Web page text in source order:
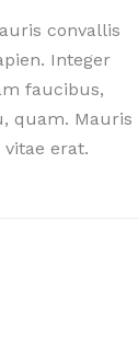
convallis
Integer
faucibus,
quam. Mauris
erat.